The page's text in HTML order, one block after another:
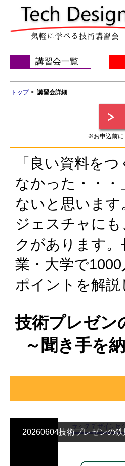
講習会一覧
トップ> 講習会詳細
※お申込前に
「良い資料を
なかった・・
ないと思いま
ジェスチャに
クがあります
業・大学で
ポイントを解説
技術プレゼン
～聞き手を